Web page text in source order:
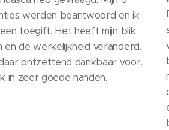
werden beantwoord en ik
toegift. Het heeft mijn blik
en de werkelijkheid veranderd.
ontzettend dankbaar voor.
in zeer goede handen.